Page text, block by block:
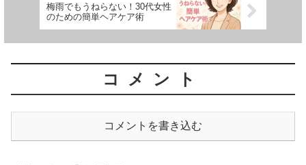
梅雨でもうねらない！30代女性
のための簡単ヘアケア術
コメント
コメントを書き込む